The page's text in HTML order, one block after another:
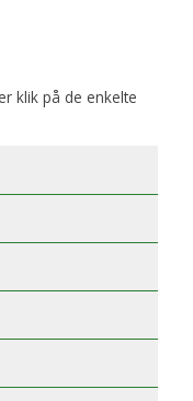
klik på de enkelte